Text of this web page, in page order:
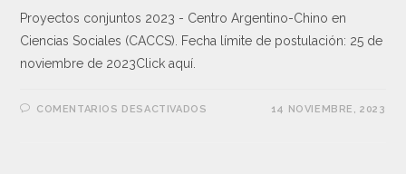
Proyectos conjuntos 2023 - Centro Argentino-Chino en
Ciencias Sociales (CACCS). Fecha límite de postulación: 25 de
noviembre de 2023Click aquí.
COMENTARIOS DESACTIVADOS 14 NOVIEMBRE, 2023